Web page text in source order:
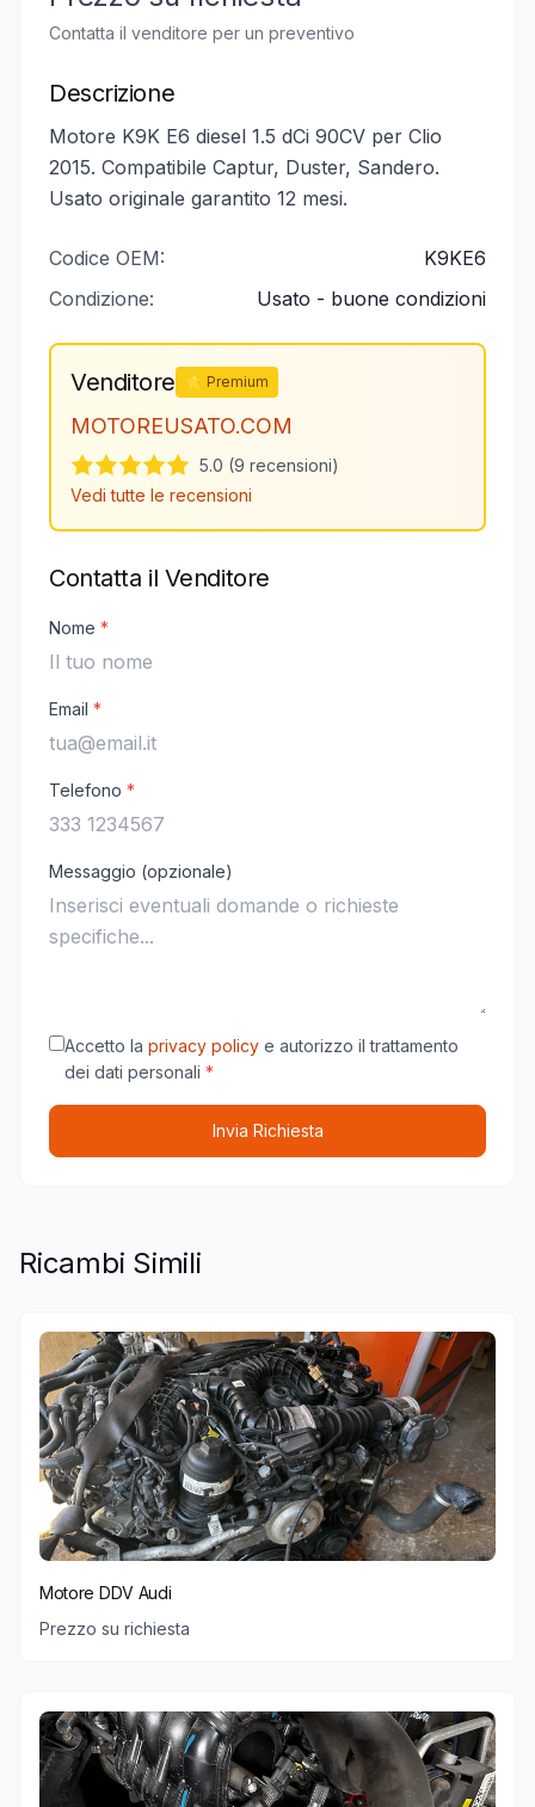
Contatta il venditore per un preventivo
Descrizione
Motore K9K E6 diesel 1.5 dCi 90CV per Clio
2015. Compatibile Captur, Duster, Sandero.
Usato originale garantito 12 mesi.
Codice OEM:
K9KE6
Condizione:
Usato - buone condizioni
Venditore ⭐ Premium
MOTOREUSATO.COM
5.0 (9 recensioni)
Vedi tutte le recensioni
Contatta il Venditore
Nome *
Email *
Telefono *
Messaggio (opzionale)
Accetto la privacy policy e autorizzo il trattamento
dei dati personali *
Invia Richiesta
Ricambi Simili
Motore DDV Audi
Prezzo su richiesta